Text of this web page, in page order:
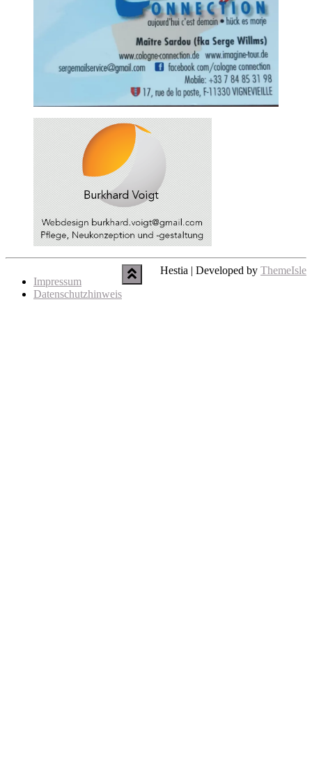
Impressum
Datenschutzhinweis
Hestia | Developed by ThemeIsle